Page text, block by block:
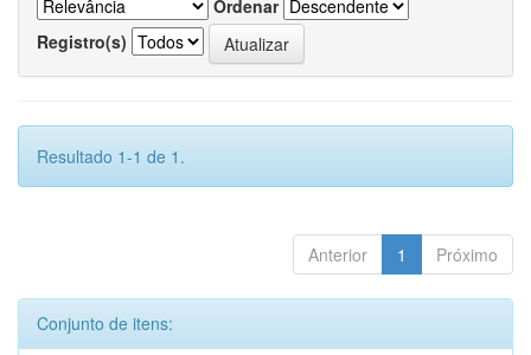
Ordenar
Registro(s)
Resultado 1-1 de 1.
Anterior 1 Próximo
Conjunto de itens: